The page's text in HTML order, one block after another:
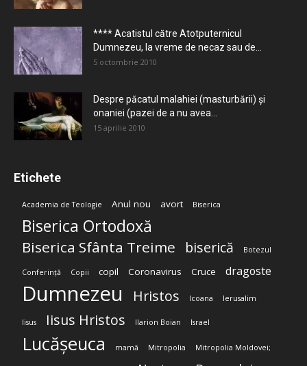
**** Acatistul către Atotputernicul
Dumnezeu, la vreme de necaz sau de...
5 octombrie 2010
Despre păcatul malahiei (masturbării) şi
onaniei (pazei de a nu avea...
15 aprilie 2010
Etichete
Academia de Teologie Anul nou avort Biserica
Biserica Ortodoxă
Biserica Sfânta Treime biserică Botezul
Conferință Copii copil Coronavirus Cruce dragoste
Dumnezeu Hristos Icoana Ierusalim
Iisus Iisus Hristos Ilarion Boian Israel
Lucășeuca mamă Mitropolia Mitropolia Moldovei;